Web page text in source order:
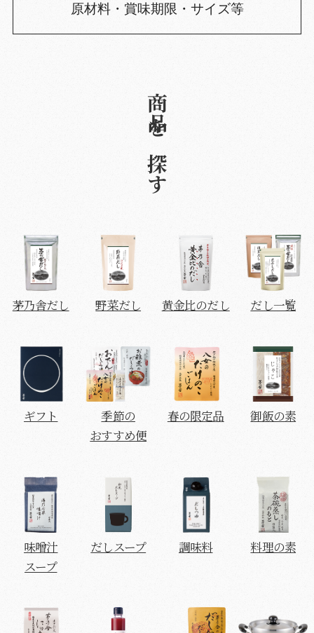
原材料・賞味期限・サイズ等
商品を探す
茅乃舎だし 野菜だし 黄金比のだし だし一覧
ギフト
季節の
おすすめ便
春の限定品 御飯の素
味噌汁
スープ
だしスープ 調味料 料理の素